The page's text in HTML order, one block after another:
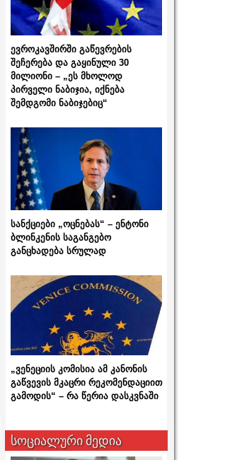
ევროკავშირში გაწევრების
შეჩერება და გაყინული 30
მილიონი – „ეს მხოლოდ
პირველი ნაბიჯია, იქნება
შემდგომი ნაბიჯებიც“
სანქციები „ოცნებას“ – ენტონი
ბლინკენის საგანგებო
განცხადება სრულად
„ვენეციის კომისია ამ კანონის
გაწვევის მკაცრი რეკომენდაციით
გამოდის“ – რა წერია დასკვნაში
სოციალური მედია